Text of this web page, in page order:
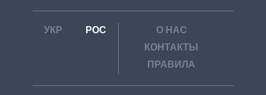
УКР РОС
О НАС
КОНТАКТЫ
ПРАВИЛА